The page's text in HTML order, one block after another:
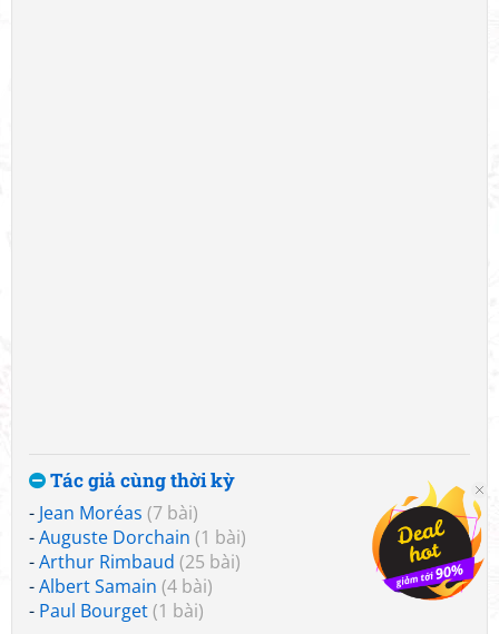
Tác giả cùng thời kỳ
- Jean Moréas (7 bài)
-Auguste Dorchain (1 bài)
-Arthur Rimbaud (25 bài)
-Albert Samain (4 bài)
- Paul Bourget(1 bài)